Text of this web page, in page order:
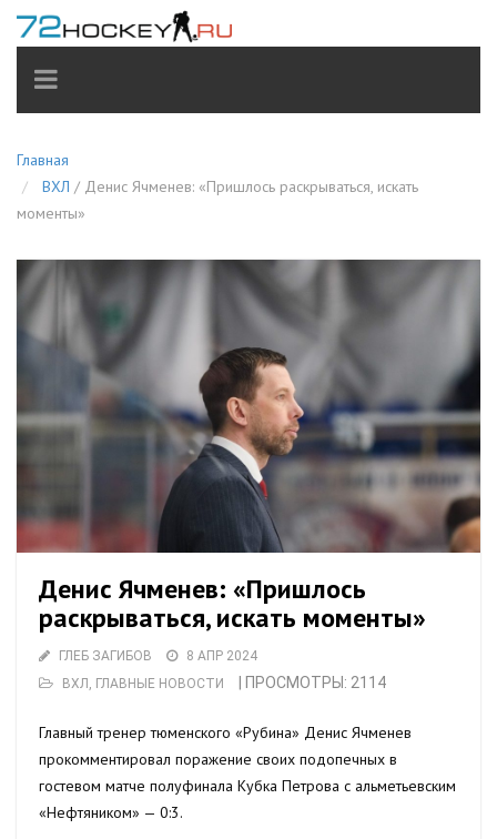
TOGGLE
NAVIGATION
Главная
ВХЛ / Денис Ячменев: «Пришлось раскрываться, искать
моменты»
Денис Ячменев: «Пришлось
раскрываться, искать моменты»
ГЛЕБ ЗАГИБОВ
8 АПР 2024
ВХЛ , ГЛАВНЫЕ НОВОСТИ | ПРОСМОТРЫ: 2114
Главный тренер тюменского «Рубина» Денис Ячменев
прокомментировал поражение своих подопечных в
гостевом матче полуфинала Кубка Петрова с альметьевским
«Нефтяником» — 0:3.